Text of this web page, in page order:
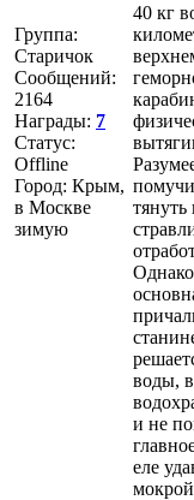
Группа:
Старичок
Сообщений:
2164
Награды: 7
Статус:
Offline
Город: Крым,
в Москве
зимую
40 кг
тянуть
воды,
и не
еле